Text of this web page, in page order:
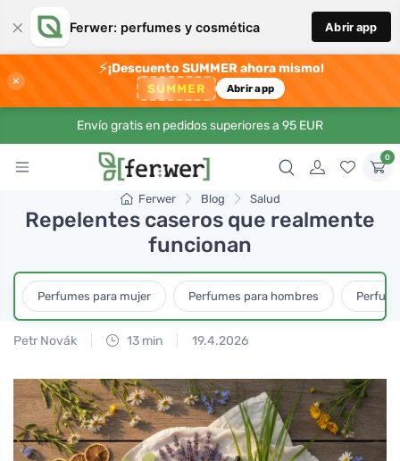
× Ferwer: perfumes y cosmética Abrir app
×
⚡¡Descuento SUMMER ahora mismo!
SUMMER Abrir app
Envío gratis en pedidos superiores a 95 EUR
0
Ferwer Blog Salud
Repelentes caseros que realmente
funcionan
Perfumes para mujer Perfumes para hombres
Petr Novák 13 min 19.4.2026